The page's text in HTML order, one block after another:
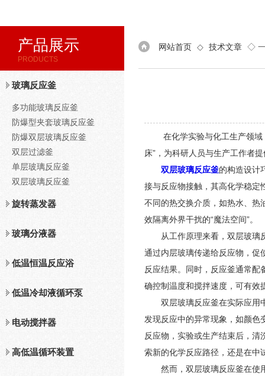
网站首页 ◇ 技术文章 ◇ 一
在化学实验与化工生产领域，
床”，为科研人员与生产工作者
双层玻璃反应釜的构造设计
接与反应物接触，其高化学稳定
不同的热交换介质，如热水、热
效隔离外界干扰的“魔法空间”。
从工作原理来看，双层玻璃反
通过内层玻璃传递给反应物，促
反应结果。同时，反应釜通常
确控制温度和搅拌速度，可有效
双层玻璃反应釜在实际应用中
发现反应中的异常现象，如颜色
反应物，实验或生产结束后，
索新的化学反应路径，还是在中
然而，双层玻璃反应釜在使用
产品展示
PRODUCTS
玻璃反应釜
多功能玻璃反应釜
防爆型夹套玻璃反应釜
防爆双层玻璃反应釜
双层过滤釜
单层玻璃反应釜
双层玻璃反应釜
旋转蒸发器
玻璃分液器
低温恒温反应浴
低温冷却液循环泵
电动搅拌器
高低温循环装置